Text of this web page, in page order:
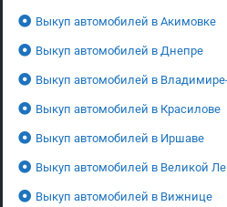
Выкуп автомобилей в Акимовке
Выкуп автомобилей в Днепре
Выкуп автомобилей в
Выкуп автомобилей в Красилове
Выкуп автомобилей в Иршаве
Выкуп автомобилей в Великой
Выкуп автомобилей в Вижнице